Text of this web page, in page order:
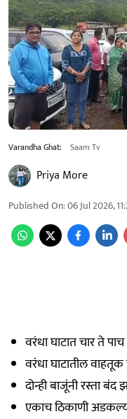
Varandha Ghat: Saam Tv
Priya More
Published On:06 Jul 2026,
वरंधा घाटात चार ते
वरंधा घाटातील
दोन्ही बाजूंनी रस्ता
एकाच ठिकाणी